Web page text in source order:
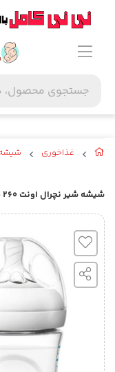
غذاخوری
شیشه شیر نچرال اونت ۲۶۰ میل (بدون جعبه)